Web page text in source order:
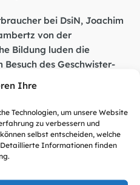
Ihre
Technologien, um unsere Website
zu verbessern und
selbst entscheiden, welche
Detaillierte Informationen finden
bei DsiN, Joachim
von der
Bildung luden die
des Geschwister-
ein. In diesem Rahmen
geplant.
Jahr noch mehr
DsiN-Jugendwettbewerb
haben. Big Data ist
Die